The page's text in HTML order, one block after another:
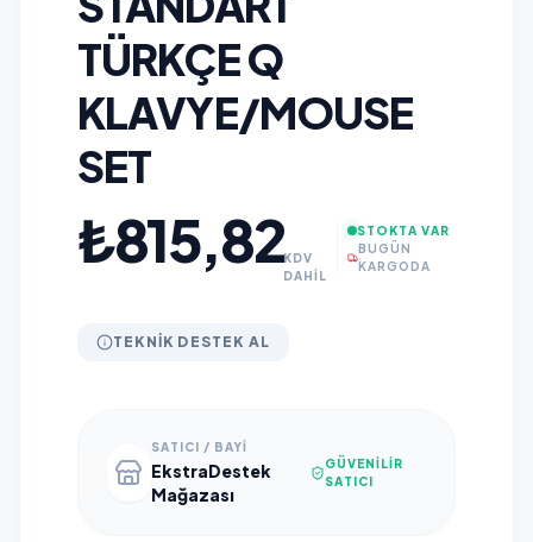
TÜRKÇE Q
KLAVYE/MOUSE
SET
₺815,82KDV
DAHİL
STOKTA VAR
BUGÜN
KARGODA
TEKNIK DESTEK AL
SATICI / BAYI
EkstraDestek
Mağazası
GÜVENILIR
SATICI